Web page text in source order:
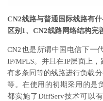
CN2线路与普通国际线路有什
区别1、CN2线路网络结构完
CN2也是所谓中国电信下一
IP/MPLS。并且在IP层面上
有多条同等的线路进行负载
等。在使用的初期采用的是
都实施了DiffServ技术可以